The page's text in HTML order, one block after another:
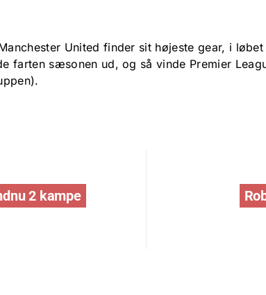
United finder sit højeste gear, i
farten sæsonen ud, og så vinde Premier
2 kampe